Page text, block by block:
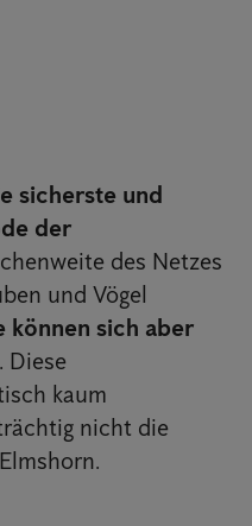
sicherste und
der
des Netzes
und Vögel
können sich aber
. Diese
kaum
nicht die